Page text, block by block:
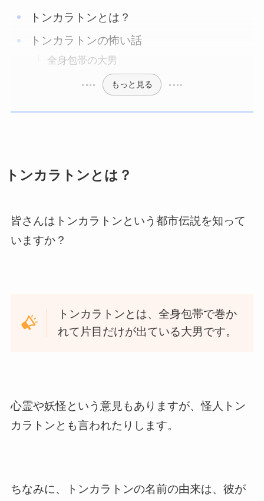
トンカラトンとは？
トンカラトンの怖い話
全身包帯の大男
もっと見る
トンカラトンとは？
皆さんはトンカラトンという都市伝説を知って
いますか？
トンカラトンとは、全身包帯で巻か
れて片目だけが出ている大男です。
心霊や妖怪という意見もありますが、怪人トン
カラトンとも言われたりします。
ちなみに、トンカラトンの名前の由来は、彼が